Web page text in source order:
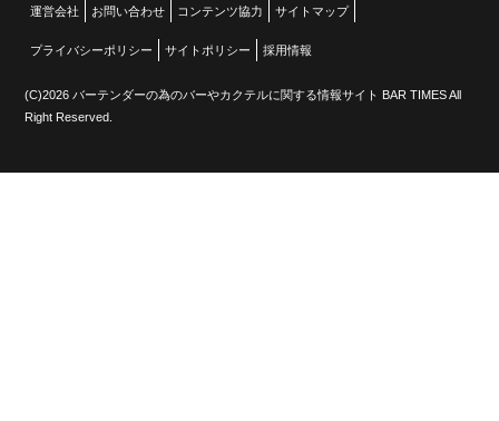
運営会社 お問い合わせ コンテンツ協力 サイトマップ
プライバシーポリシー サイトポリシー 採用情報
(C)2026 バーテンダーの為のバーやカクテルに関する情報サイト BAR TIMES All
Right Reserved.